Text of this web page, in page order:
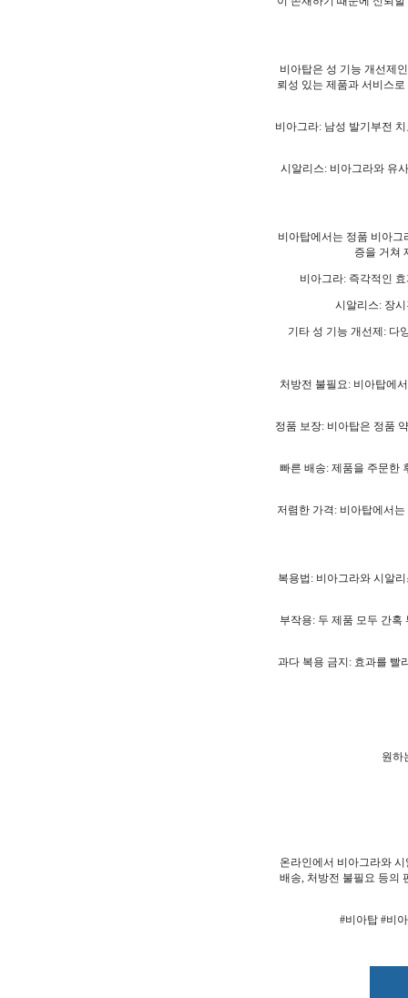
비아탑은 성 기능 개선제
뢰성 있는 제품과 서비스
비아그라: 남성 발기부전
시알리스: 비아그라와 유
비아탑에서는 정품 비아
증을 거쳐
비아그라: 즉각적인
시알리스: 장
기타 성 기능 개선제: 다
처방전 불필요: 비아탑에
정품 보장: 비아탑은 정품
빠른 배송: 제품을 주문한
저렴한 가격: 비아탑에서
복용법: 비아그라와 시알
부작용: 두 제품 모두 간
과다 복용 금지: 효과를 빨
원하
온라인에서 비아그라와
배송, 처방전 불필요 등의
#비아탑 #비